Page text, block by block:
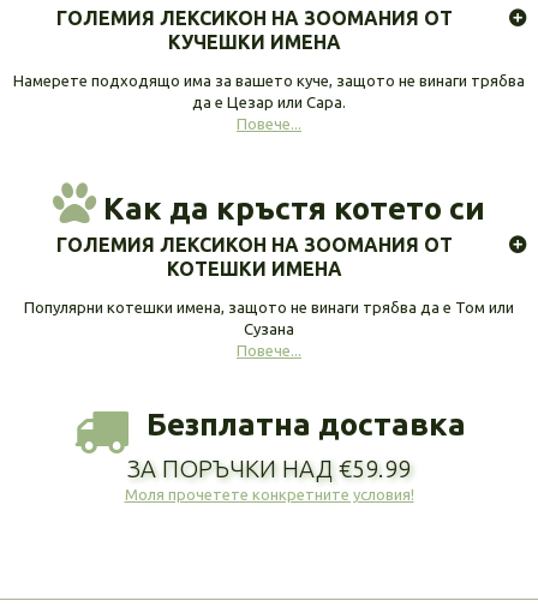
ГОЛЕМИЯ ЛЕКСИКОН НА ЗООМАНИЯ ОТ
КУЧЕШКИ ИМЕНА
Намерете подходящо има за вашето куче, защото не винаги трябва
да е Цезар или Сара.
Повече...
Как да кръстя котето си
ГОЛЕМИЯ ЛЕКСИКОН НА ЗООМАНИЯ ОТ
КОТЕШКИ ИМЕНА
Популярни котешки имена, защото не винаги трябва да е Том или
Сузана
Повече...
Безплатна доставка
ЗА ПОРЪЧКИ НАД €59.99
Моля прочетете конкретните условия!